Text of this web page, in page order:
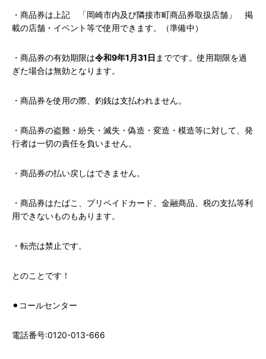
・商品券は上記 「岡崎市内及び隣接市町商品券取扱店舗」 掲
載の店舗・イベント等で使用できます。（準備中）
・商品券の有効期限は令和9年1月31日 までです。使用期限を過
ぎた場合は無効となります。
・商品券を使用の際、釣銭は支払われません。
・商品券の盗難・紛失・滅失・偽造・変造・模造等に対して、発
行者は一切の責任を負いません。
・商品券の払い戻しはできません。
・商品券はたばこ、プリペイドカード、金融商品、税の支払等利
用できないものもあります。
・転売は禁止です。
とのことです！
⚫︎コールセンター
電話番号:0120-013-666